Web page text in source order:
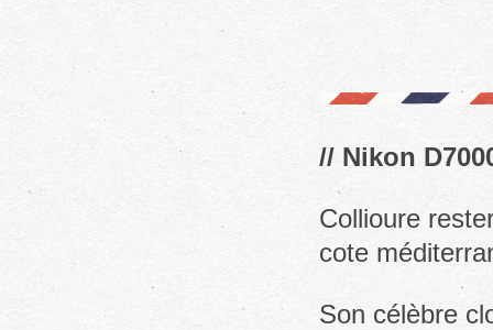
// Nikon
Collioure
cote
Son célèbre